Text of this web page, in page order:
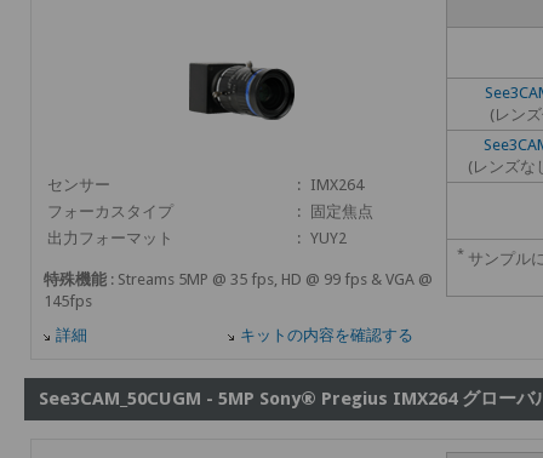
センサー : IMX264
フォーカスタイプ
:
固定焦点
出力フォーマット
: YUY2
特殊機能 : Streams 5MP @ 35 fps, HD @ 99 fps & VGA @
145fps
詳細
キットの内容を確認する
(レン
(レンズな
* サンプル
See3CAM_50CUGM - 5MP Sony® Pregius IMX264 グローバ